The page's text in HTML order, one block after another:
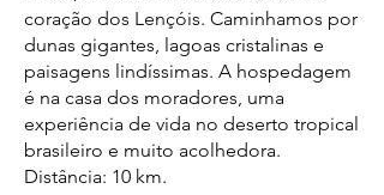
coração dos Lençóis. Caminhamos por
dunas gigantes, lagoas cristalinas e
paisagens lindíssimas. A hospedagem
é na casa dos moradores, uma
experiência de vida no deserto tropical
brasileiro e muito acolhedora.
Distância: 10 km.